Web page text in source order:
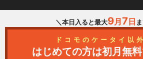
＼本日入ると最大9月 7 日
ドコモのケータイ以
はじめての方は初月無